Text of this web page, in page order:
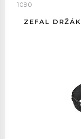
1090
ZEFAL